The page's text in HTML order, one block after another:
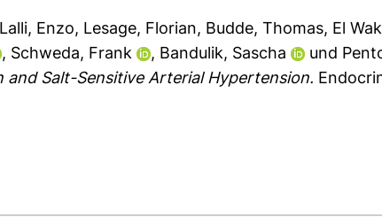
Lalli, Enzo, Lesage, Florian, Budde, Thomas, El
, Schweda, Frank , Bandulik, Sascha und
and Salt-Sensitive Arterial Hypertension.